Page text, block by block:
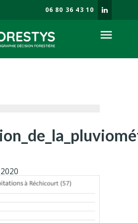
06 80 36 43 10
menu